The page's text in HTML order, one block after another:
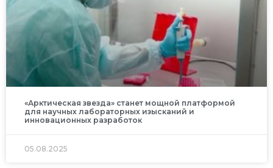
«Арктическая звезда» станет мощной платформой
для научных лабораторных изысканий и
инновационных разработок
05.08.2025